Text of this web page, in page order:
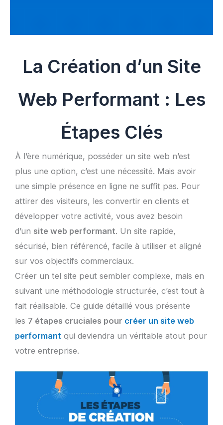
La Création d’un Site
Web Performant : Les
Étapes Clés
À l’ère numérique, posséder un site web n’est
plus une option, c’est une nécessité. Mais avoir
une simple présence en ligne ne suffit pas. Pour
attirer des visiteurs, les convertir en clients et
développer votre activité, vous avez besoin
d’un site web performant. Un site rapide,
sécurisé, bien référencé, facile à utiliser et aligné
sur vos objectifs commerciaux.
Créer un tel site peut sembler complexe, mais en
suivant une méthodologie structurée, c’est tout à
fait réalisable. Ce guide détaillé vous présente
les 7 étapes cruciales pour créer un site web
performant qui deviendra un véritable atout pour
votre entreprise.